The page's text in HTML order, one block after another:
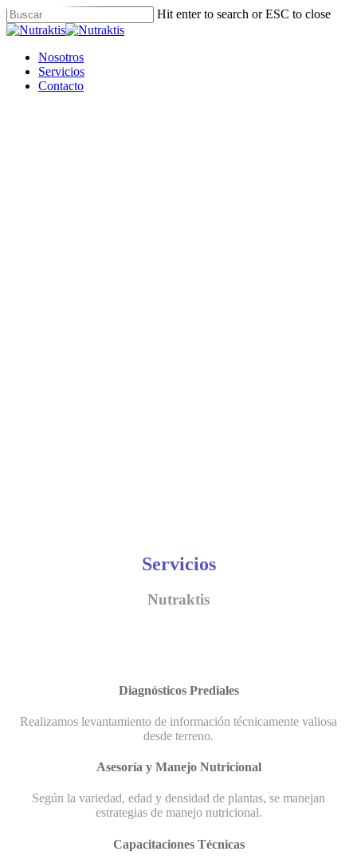
Skip
to
content
Hit enter to search or ESC to close
Close
Menu
Nosotros
Servicios
Contacto
Servicios
Nutraktis
Diagnósticos Prediales
Realizamos levantamiento de información técnicamente valiosa
desde terreno.
Asesoría y Manejo Nutricional
Según la variedad, edad y densidad de plantas, se manejan
estrategias de manejo nutricional.
Capacitaciones Técnicas